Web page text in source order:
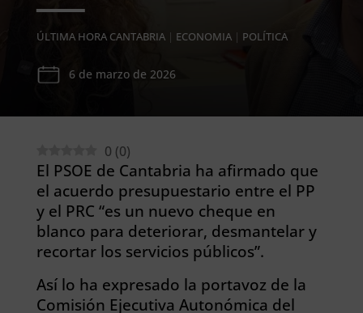
ÚLTIMA HORA CANTABRIA| ECONOMIA| POLÍTICA
6 de marzo de 2026
0 (0)
El PSOE de Cantabria ha afirmado que
el acuerdo presupuestario entre el PP
y el PRC “es un nuevo cheque en
blanco para deteriorar, desmantelar y
recortar los servicios públicos”.
Así lo ha expresado la portavoz de la
Comisión Ejecutiva Autonómica del